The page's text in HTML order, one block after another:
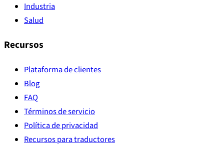
Industria
Salud
Recursos
Plataforma de clientes
Blog
FAQ
Términos de servicio
Política de privacidad
Recursos para traductores